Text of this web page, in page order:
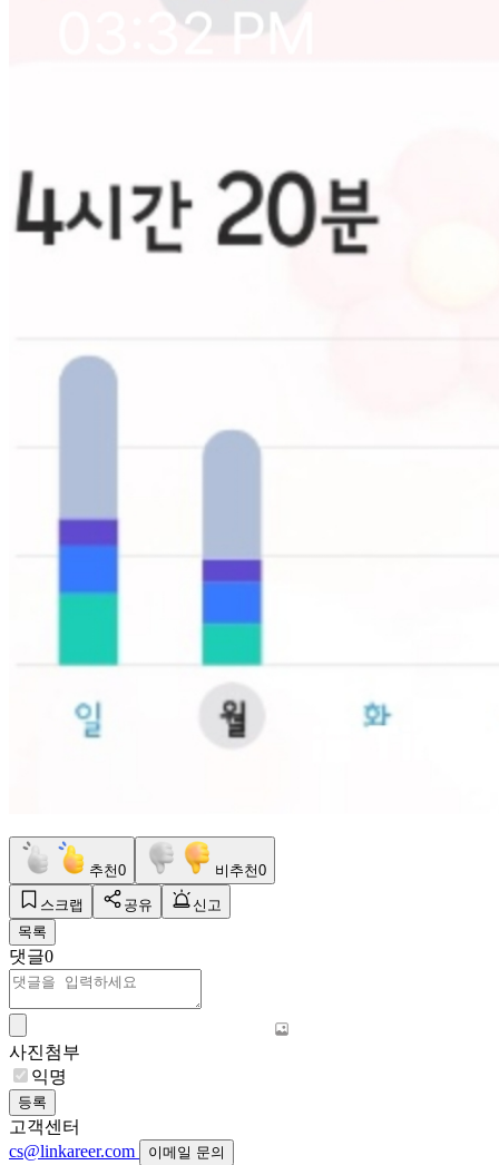
추천0 비추천0
스크랩 공유
신고
목록
댓글0
사진첨부
익명
등록
고객센터
cs@linkareer.com
이메일 문의